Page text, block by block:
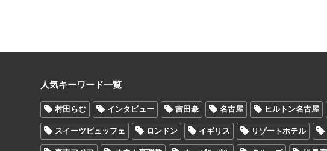
人気キーワード一覧
村田らむ インタビュー 吉田豪 名古屋 ヒルトン名古屋
スイーツビュッフェ ロンドン イギリス リゾートホテル